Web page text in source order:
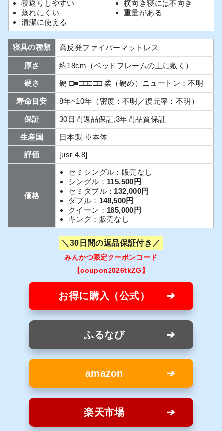
寝返りしやすい
蒸れにくい
清潔に使える
横向き寝には不向き
重量がある
寝具の種類 高反発ファイバーマットレス
厚さ 約18cm（ベッドフレームの上に敷く）
硬さ 硬 □■□□□□□ 柔（硬め）ニュートン：不明
寿命目安 8年~10年（密度：不明／復元率：不明）
保証 30日間返品保証,3年間品質保証
生産国 日本製 ※本体
評価 [usr 4.8]
価格
セミシングル：販売なし
シングル： 115,500円
セミダブル： 132,000円
ダブル： 148,500円
クイーン： 165,000円
キング：販売なし
30日間の返品保証付き
みんかつ限定クーポンコード
【coupon2026tkZG】
お得に購入（公式）
ふるなび
amazon
楽天市場